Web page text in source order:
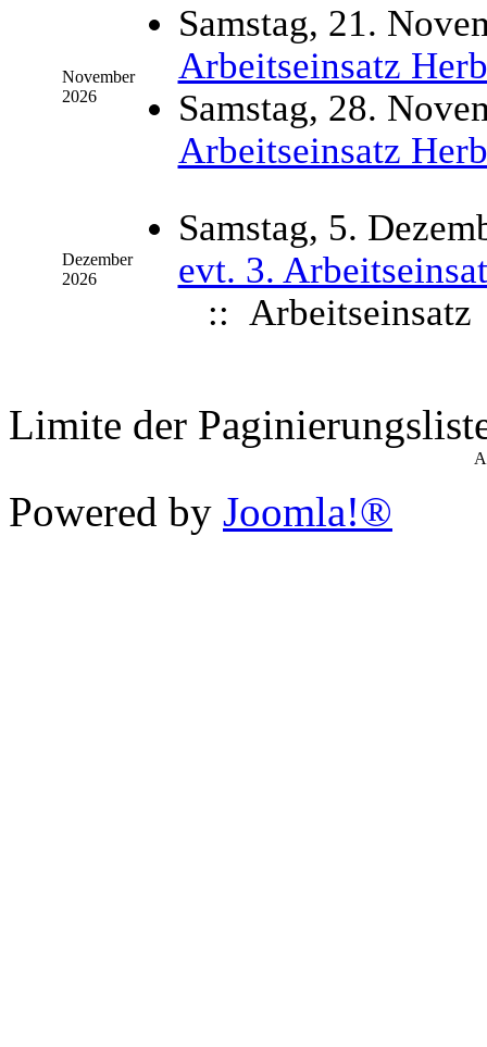
November
2026
Samstag, 21.
Arbeitseinsatz
Samstag, 28.
Arbeitseinsatz
Dezember
2026
Samstag, 5.
evt. 3.
:: Arbeitseinsatz
Limite der
Powered by Joomla!®